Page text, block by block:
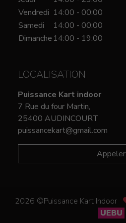
Vendredi 14:00 - 00:00
Samedi
14:00 - 00:00
Dimanche 14:00 - 19:00
LOCALISATION
Puissance Kart indoor
7 Rue du four Martin,
25400 AUDINCOURT
puissancekart@gmail.com
Appeler
2026 ©Puissance Kart Indoor
UEBU